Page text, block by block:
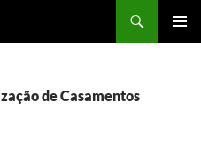
de Casamentos